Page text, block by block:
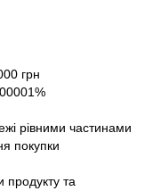
грн
рівними частинами
покупки
продукту та